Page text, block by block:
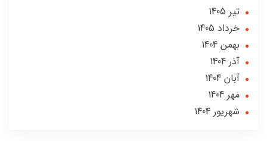
تير 1405
خرداد 1405
بهمن 1404
آذر 1404
آبان 1404
مهر 1404
شهریور 1404